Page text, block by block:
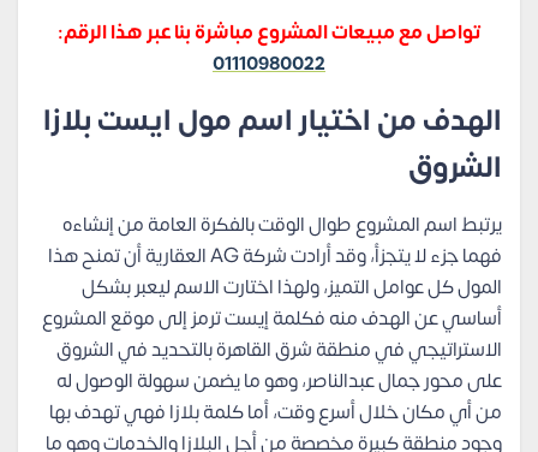
تواصل مع مبيعات المشروع مباشرة بنا عبر هذا الرقم:
01110980022
الهدف من اختيار اسم مول ايست بلازا
الشروق
يرتبط اسم المشروع طوال الوقت بالفكرة العامة من إنشاءه
فهما جزء لا يتجزأ، وقد أرادت شركة AG العقارية أن تمنح هذا
المول كل عوامل التميز، ولهذا اختارت الاسم ليعبر بشكل
أساسي عن الهدف منه فكلمة إيست ترمز إلى موقع المشروع
الاستراتيجي في منطقة شرق القاهرة بالتحديد في الشروق
على محور جمال عبدالناصر، وهو ما يضمن سهولة الوصول له
من أي مكان خلال أسرع وقت، أما كلمة بلازا فهي تهدف بها
وجود منطقة كبيرة مخصصة من أجل البلازا والخدمات وهو ما